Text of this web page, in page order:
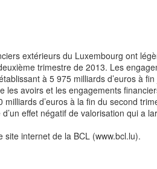
extérieurs du Luxembourg ont
trimestre de 2013. Les
à 5 975 milliards d’euros à
avoirs et les engagements
d’euros à la fin du second
effet négatif de valorisation qui a
internet de la BCL (www.bcl.lu).